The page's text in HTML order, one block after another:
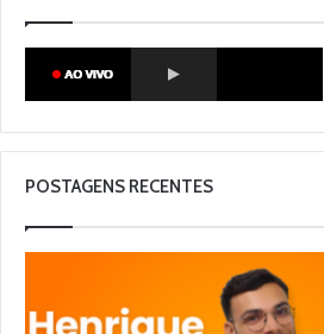
POSTAGENS RECENTES